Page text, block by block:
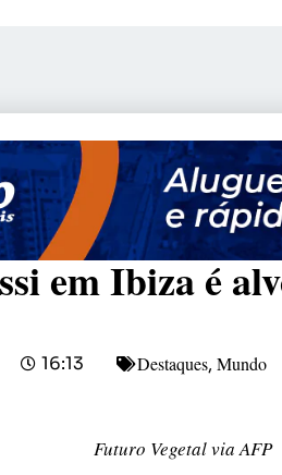
em Ibiza é
16:13 Destaques, Mundo
Futuro Vegetal via AFP